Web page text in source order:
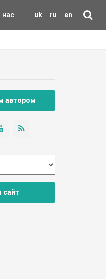
uk ru en
нас
автором
сайт